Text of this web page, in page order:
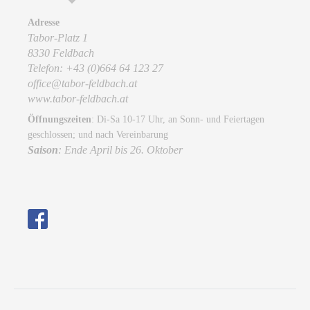
Adresse
Tabor-Platz 1
8330 Feldbach
Telefon: +43 (0)664 64 123 27
office@tabor-feldbach.at
www.tabor-feldbach.at
Öffnungszeiten: Di-Sa 10-17 Uhr, an Sonn- und Feiertagen
geschlossen; und nach Vereinbarung
Saison: Ende April bis 26. Oktober